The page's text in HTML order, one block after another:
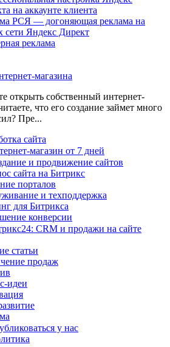
на аккаунте клиента
РСЯ — догоняющая реклама на
сети Яндекс Директ
реклама
магазина
открыть собственный интернет-
что его создание займет много
Пре...
сайта
магазин от 7 дней
и продвижение сайтов
сайта на Битрикс
порталов
и техподдержка
для Битрикса
конверсии
CRM и продажи на сайте
статьи
продаж
идеи
у нас